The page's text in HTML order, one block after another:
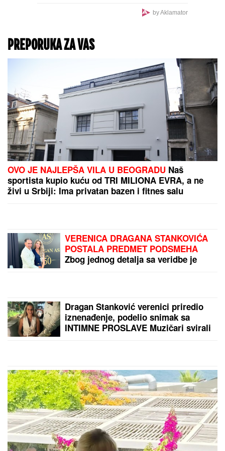
BRUKA KOJA JE OBIŠLA
SVET:Šta se ovo desilo
sa novim stadionom u
Zaječaru? (VIDEO)
Od Mileve Marić Ajnštajn
PAKLENI TALAS NE
POPUŠTA, A TEK STIŽE
NAJGORE! RHMZizdao
niz upozorenja: Evo gde
PREPORUKA ZA VAS